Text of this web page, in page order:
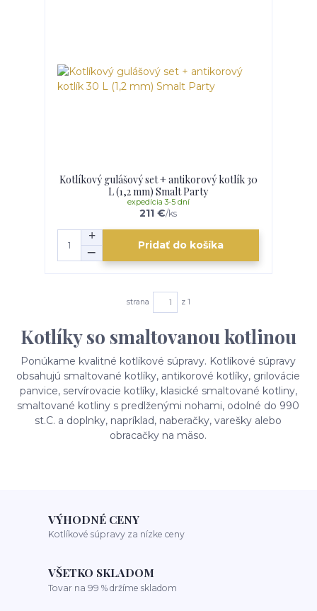
Kotlíkový gulášový set + antikorový kotlík 30
L (1,2 mm) Smalt Party
211 €/ks
expedícia 3-5 dní
Pridať do košíka
strana z 1
Kotlíky so smaltovanou kotlinou
Ponúkame kvalitné kotlíkové súpravy. Kotlíkové súpravy
obsahujú smaltované kotlíky, antikorové kotlíky, grilovácie
panvice, servírovacie kotlíky, klasické smaltované kotliny,
smaltované kotliny s predlženými nohami, odolné do 990
st.C. a doplnky, napríklad, naberačky, varešky alebo
obracačky na mäso.
VÝHODNÉ CENY
Kotlíkové súpravy za nízke ceny
VŠETKO SKLADOM
Tovar na 99 % držíme skladom